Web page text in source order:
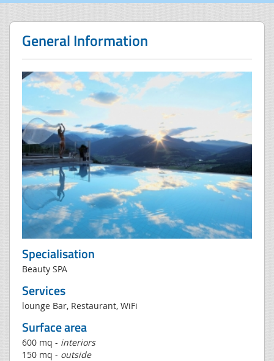
General Information
Specialisation
Beauty SPA
Services
lounge Bar, Restaurant, WiFi
Surface area
600 mq - interiors
150 mq - outside